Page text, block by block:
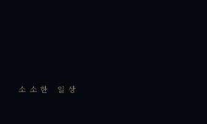
소소한 일상